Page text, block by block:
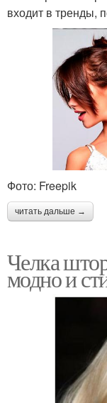
входит в тренды,
Фото: Freepik
читать дальше →
Челка
модно и